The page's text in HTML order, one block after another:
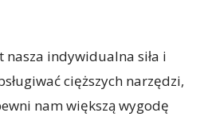
indywidualna siła i
cięższych narzędzi,
nam większą wygodę